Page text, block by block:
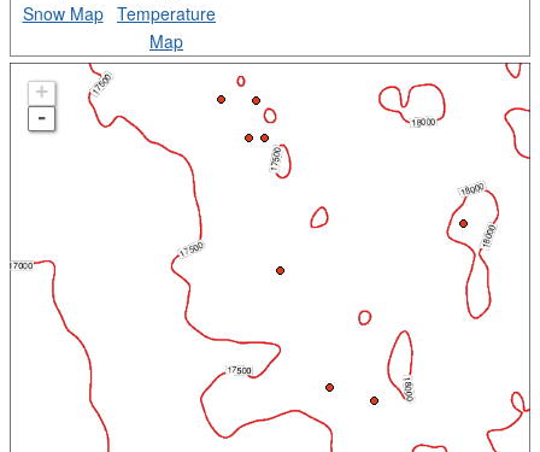
Snow Map Temperature
Map
+
-